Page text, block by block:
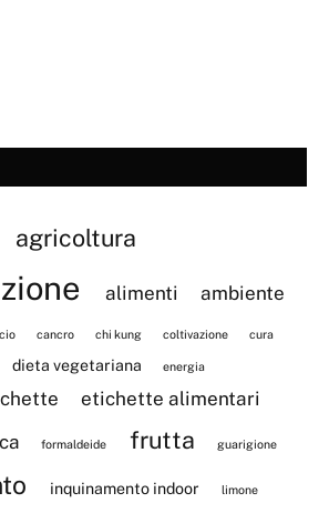
agricoltura
alimenti ambiente
cancro chi kung coltivazione cura
dieta vegetariana energia
etichette alimentari
formaldeide frutta guarigione
inquinamento indoor limone